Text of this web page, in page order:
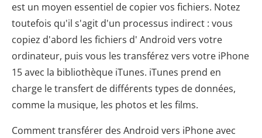
est un moyen essentiel de copier vos fichiers. Notez
toutefois qu'il s'agit d'un processus indirect : vous
copiez d'abord les fichiers d' Android vers votre
ordinateur, puis vous les transférez vers votre iPhone
15 avec la bibliothèque iTunes. iTunes prend en
charge le transfert de différents types de données,
comme la musique, les photos et les films.
Comment transférer des Android vers iPhone avec